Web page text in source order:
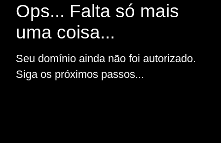
Ops... Falta só mais
uma coisa...
Seu domínio ainda não foi autorizado.
Siga os próximos passos...